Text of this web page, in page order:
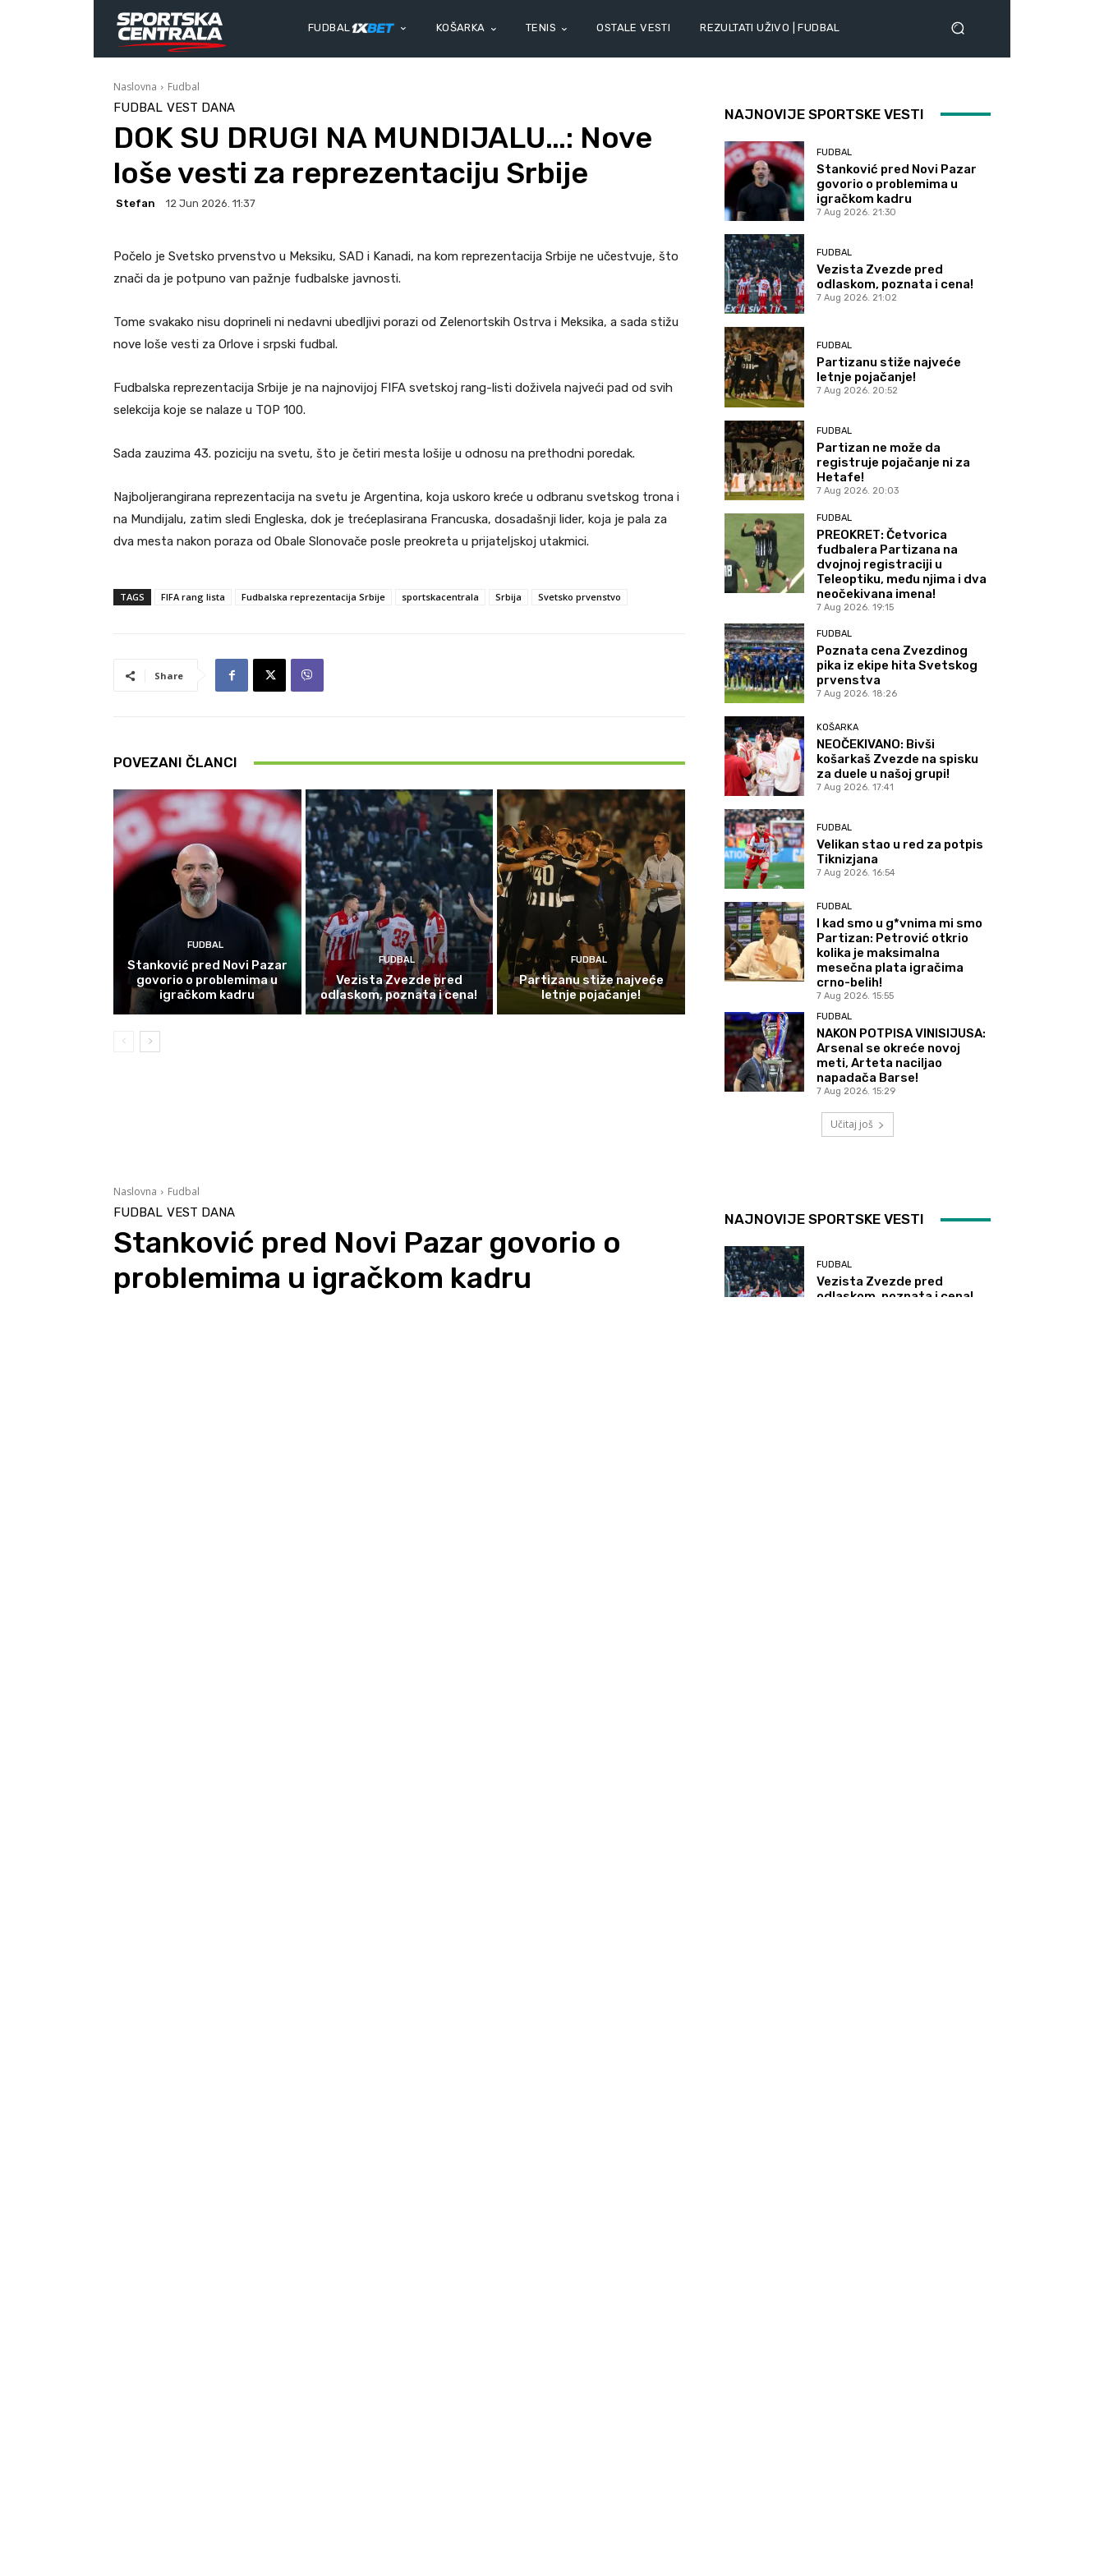
FUDBAL KOŠARKA TENIS OSTALE VESTI REZULTATI UŽIVO | FUDBAL
Naslovna Fudbal
FUDBAL VEST DANA
DOK SU DRUGI NA MUNDIJALU…: Nove
loše vesti za reprezentaciju Srbije
Stefan 12 Jun 2026. 11:37
Počelo je Svetsko prvenstvo u Meksiku, SAD i Kanadi, na kom reprezentacija Srbije ne učestvuje, što
znači da je potpuno van pažnje fudbalske javnosti.
Tome svakako nisu doprineli ni nedavni ubedljivi porazi od Zelenortskih Ostrva i Meksika, a sada stižu
nove loše vesti za Orlove i srpski fudbal.
Fudbalska reprezentacija Srbije je na najnovijoj FIFA svetskoj rang-listi doživela najveći pad od svih
selekcija koje se nalaze u TOP 100.
Sada zauzima 43. poziciju na svetu, što je četiri mesta lošije u odnosu na prethodni poredak.
Najboljerangirana reprezentacija na svetu je Argentina, koja uskoro kreće u odbranu svetskog trona i
na Mundijalu, zatim sledi Engleska, dok je trećeplasirana Francuska, dosadašnji lider, koja je pala za
dva mesta nakon poraza od Obale Slonovače posle preokreta u prijateljskoj utakmici.
TAGS FIFA rang lista Fudbalska reprezentacija Srbije sportskacentrala Srbija Svetsko prvenstvo
Share
POVEZANI ČLANCI
FUDBAL
Stanković pred Novi Pazar
govorio o problemima u
igračkom kadru
FUDBAL
Vezista Zvezde pred
odlaskom, poznata i cena!
FUDBAL
Partizanu stiže najveće
letnje pojačanje!
NAJNOVIJE SPORTSKE VESTI
FUDBAL
Stanković pred Novi Pazar
govorio o problemima u
igračkom kadru
7 Aug 2026. 21:30
FUDBAL
Vezista Zvezde pred
odlaskom, poznata i cena!
7 Aug 2026. 21:02
FUDBAL
Partizanu stiže najveće
letnje pojačanje!
7 Aug 2026. 20:52
FUDBAL
Partizan ne može da
registruje pojačanje ni za
Hetafe!
7 Aug 2026. 20:03
FUDBAL
PREOKRET: Četvorica
fudbalera Partizana na
dvojnoj registraciji u
Teleoptiku, među njima i dva
neočekivana imena!
7 Aug 2026. 19:15
FUDBAL
Poznata cena Zvezdinog
pika iz ekipe hita Svetskog
prvenstva
7 Aug 2026. 18:26
KOŠARKA
NEOČEKIVANO: Bivši
košarkaš Zvezde na spisku
za duele u našoj grupi!
7 Aug 2026. 17:41
FUDBAL
Velikan stao u red za potpis
Tiknizjana
7 Aug 2026. 16:54
FUDBAL
I kad smo u g*vnima mi smo
Partizan: Petrović otkrio
kolika je maksimalna
mesečna plata igračima
crno-belih!
7 Aug 2026. 15:55
FUDBAL
NAKON POTPISA VINISIJUSA:
Arsenal se okreće novoj
meti, Arteta naciljao
napadača Barse!
7 Aug 2026. 15:29
Učitaj još